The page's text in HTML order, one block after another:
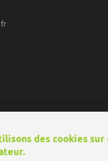
Lieu
des cookies